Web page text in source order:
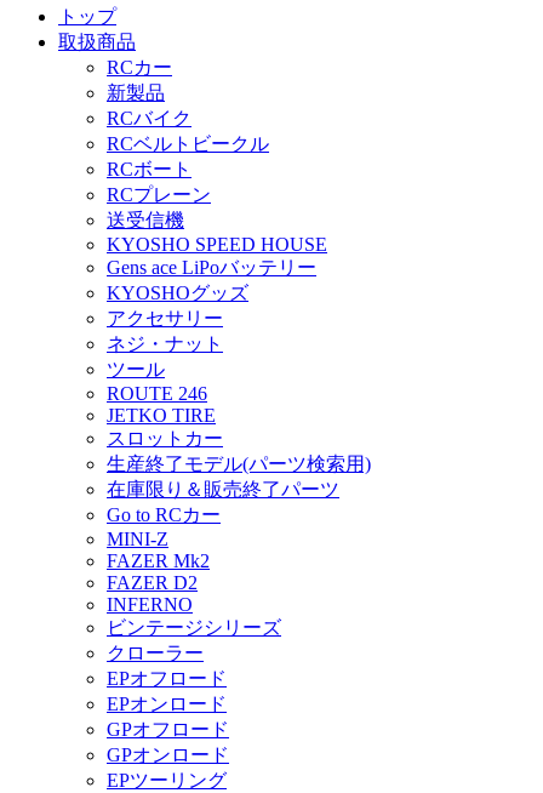
トップ
取扱商品
RCカー
新製品
RCバイク
RCベルトビークル
RCボート
RCプレーン
送受信機
KYOSHO SPEED HOUSE
Gens ace LiPoバッテリー
KYOSHOグッズ
アクセサリー
ネジ・ナット
ツール
ROUTE 246
JETKO TIRE
スロットカー
生産終了モデル(パーツ検索用)
在庫限り＆販売終了パーツ
Go to RCカー
MINI-Z
FAZER Mk2
FAZER D2
INFERNO
ビンテージシリーズ
クローラー
EPオフロード
EPオンロード
GPオフロード
GPオンロード
EPツーリング